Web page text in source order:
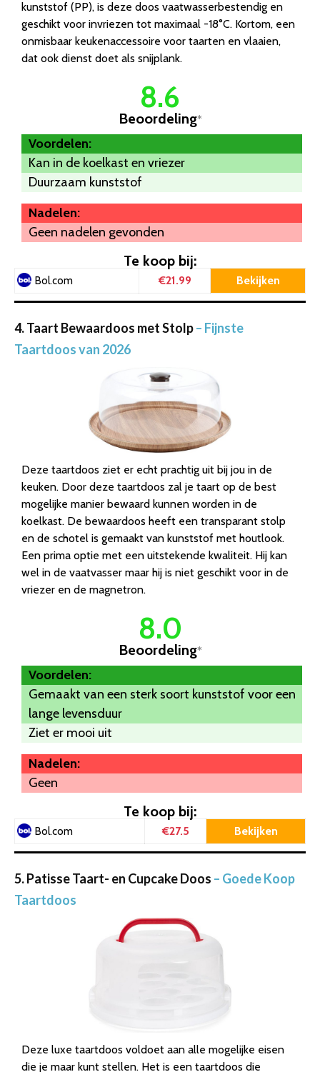
kunststof (PP), is deze doos vaatwasserbestendig en
geschikt voor invriezen tot maximaal -18°C. Kortom, een
onmisbaar keukenaccessoire voor taarten en vlaaien,
dat ook dienst doet als snijplank.
8.6
Beoordeling*
Voordelen:
Kan in de koelkast en vriezer
Duurzaam kunststof
Nadelen:
Geen nadelen gevonden
Te koop bij:
Bol.com €21.99 Bekijken
4. Taart Bewaardoos met Stolp– Fijnste
Taartdoos van 2026
Deze taartdoos ziet er echt prachtig uit bij jou in de
keuken. Door deze taartdoos zal je taart op de best
mogelijke manier bewaard kunnen worden in de
koelkast. De bewaardoos heeft een transparant stolp
en de schotel is gemaakt van kunststof met houtlook.
Een prima optie met een uitstekende kwaliteit. Hij kan
wel in de vaatvasser maar hij is niet geschikt voor in de
vriezer en de magnetron.
8.0
Beoordeling*
Voordelen:
Gemaakt van een sterk soort kunststof voor een
lange levensduur
Ziet er mooi uit
Nadelen:
Geen
Te koop bij:
Bol.com €27.5 Bekijken
5. Patisse Taart- en Cupcake Doos – Goede Koop
Taartdoos
Deze luxe taartdoos voldoet aan alle mogelijke eisen
die je maar kunt stellen. Het is een taartdoos die